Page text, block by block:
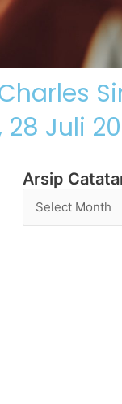
Charles
Juli
Arsip
Arsip
Khotbah